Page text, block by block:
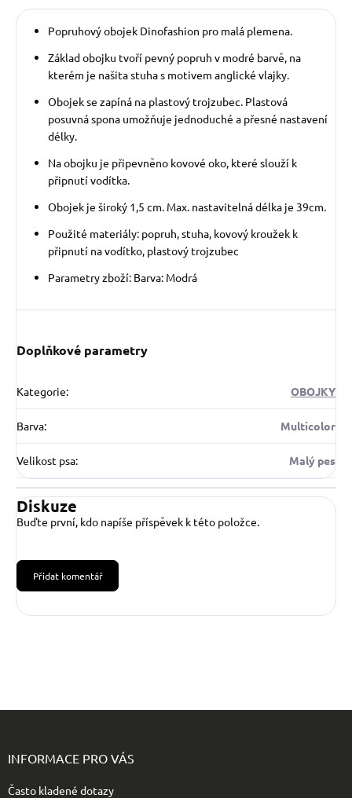
Popruhový obojek Dinofashion pro malá plemena.
Základ obojku tvoří pevný popruh v modré barvě, na
kterém je našita stuha s motivem anglické vlajky.
Obojek se zapíná na plastový trojzubec. Plastová
posuvná spona umožňuje jednoduché a přesné nastavení
délky.
Na obojku je připevněno kovové oko, které slouží k
připnutí vodítka.
Obojek je široký 1,5 cm. Max. nastavitelná délka je 39cm.
Použité materiály: popruh, stuha, kovový kroužek k
připnutí na vodítko, plastový trojzubec
Parametry zboží: Barva: Modrá
Doplňkové parametry
Kategorie: OBOJKY
Barva: Multicolor
Velikost psa: Malý pes
Diskuze
Buďte první, kdo napíše příspěvek k této položce.
Přidat komentář
INFORMACE PRO VÁS
Často kladené dotazy